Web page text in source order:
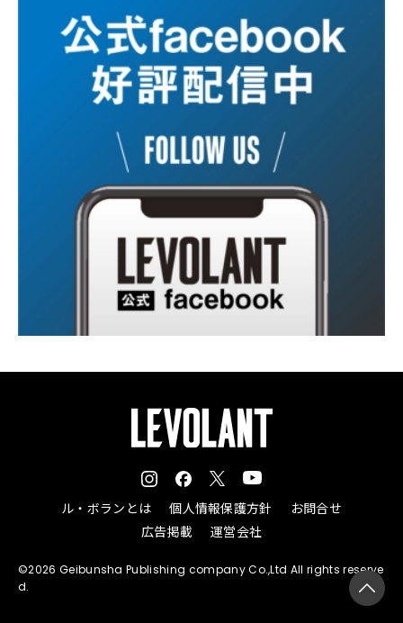
ル・ボランとは 個人情報保護方針
お問合せ
広告掲載
運営会社
©2026 Geibunsha Publishing company Co.,Ltd All rights reserve
d.